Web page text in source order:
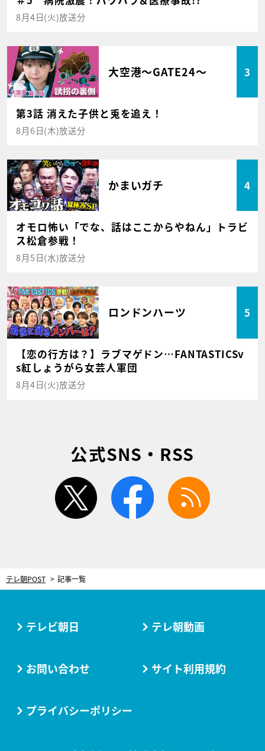
8月4日(火)放送分
大空港～GATE24～ 3
第3話 消えた子供と兎を追え！
8月6日(木)放送分
かまいガチ 4
オモロ怖い「でな、話はここからやねん」トラビ
ス松倉参戦！
8月5日(水)放送分
ロンドンハーツ 5
【恋の行方は？】ラブマゲドン…FANTASTICSv
s紅しょうがら女芸人軍団
8月4日(火)放送分
公式SNS・RSS
twitter facebook
テレ朝POST 記事一覧
テレビ朝日 テレ朝動画
お問い合わせ サイト利用規約
プライバシーポリシー